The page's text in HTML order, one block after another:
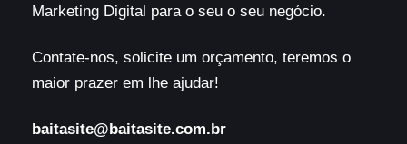
Marketing Digital para o seu o seu negócio.
Contate-nos, solicite um orçamento, teremos o
maior prazer em lhe ajudar!
baitasite@baitasite.com.br